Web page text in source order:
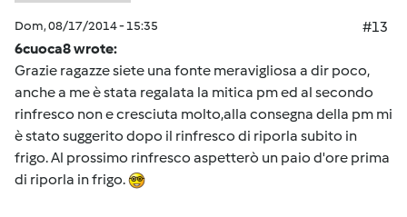
Dom, 08/17/2014 - 15:35
#13
6cuoca8 wrote:
Grazie ragazze siete una fonte meravigliosa a dir poco,
anche a me è stata regalata la mitica pm ed al secondo
rinfresco non e cresciuta molto,alla consegna della pm mi
è stato suggerito dopo il rinfresco di riporla subito in
frigo. Al prossimo rinfresco aspetterò un paio d'ore prima
di riporla in frigo.